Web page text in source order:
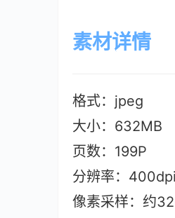
素材详情
格式：jpeg
大小：632MB
页数：199P
分辨率：400dpi
像素采样：约